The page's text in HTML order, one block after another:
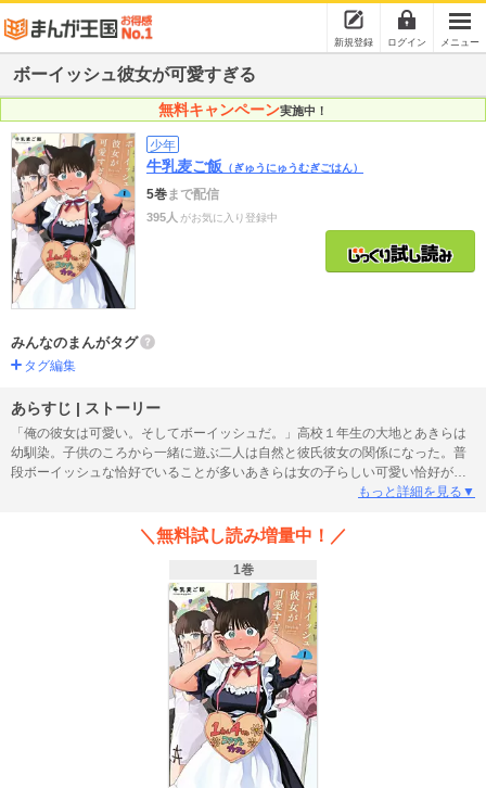
新規登録 ログイン メニュー
ボーイッシュ彼女が可愛すぎる
無料キャンペーン実施中！
少年
牛乳麦ご飯 （ぎゅうにゅうむぎごはん）
5巻まで配信
395人 がお気に入り登録中
みんなのまんがタグ
タグ編集
あらすじ | ストーリー
「俺の彼女は可愛い。そしてボーイッシュだ。」高校１年生の大地とあきらは
幼馴染。子供のころから一緒に遊ぶ二人は自然と彼氏彼女の関係になった。普
段ボーイッシュな恰好でいることが多いあきらは女の子らしい可愛い恰好が苦
手。でも文化祭の日、あきらは猫耳メイドのコスプレをしていて――!?男友達
もっと詳細を見る▼
＼無料試し読み増量中！／
1巻